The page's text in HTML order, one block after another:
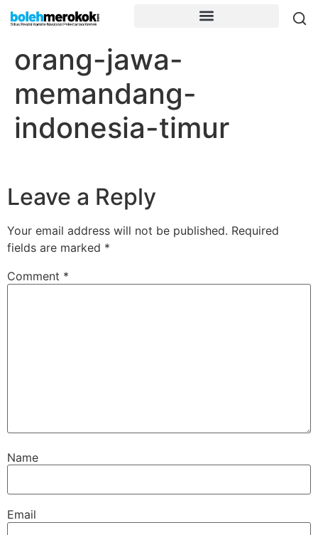
orang-jawa-
memandang-
indonesia-timur
Leave a Reply
Your email address will not be published. Required
fields are marked *
Comment *
Name
Email